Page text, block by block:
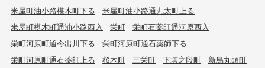
米屋町油小路椹木町下る
米屋町油小路通丸太町上る
米屋町椹木町通油小路西入
栄町
栄町石薬師通河原西入
栄町河原町通今出川下る
栄町河原町通石薬師下る
栄町河原町通石薬師上る
桜木町 三栄町 下塔之段町
新烏丸頭町